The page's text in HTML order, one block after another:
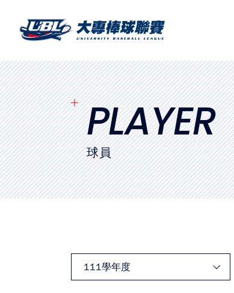
SITEMAP
首頁
球隊戰績
賽程表
球隊與球員
裁判
最新消息
PLAYER
球員